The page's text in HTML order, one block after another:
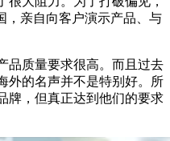
，亲自向客户演示产品、与
品质量要求很高。而且过去
外的名声并不是特别好。所
牌，但真正达到他们的要求